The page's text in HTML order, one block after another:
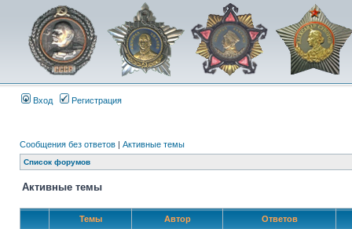
Вход Регистрация
Сообщения без ответов | Активные темы
Список форумов
Активные темы
Темы Автор Ответов